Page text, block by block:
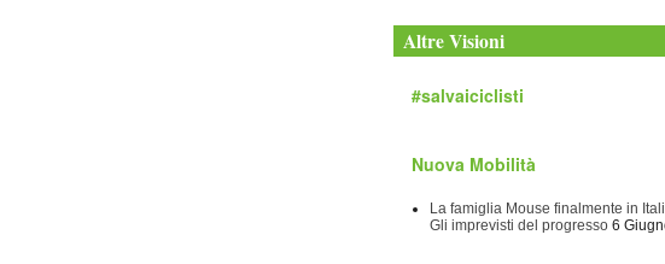
Altre Visioni
#salvaiciclisti
Nuova Mobilità
La famiglia Mouse finalmente in
Gli imprevisti del progresso 6